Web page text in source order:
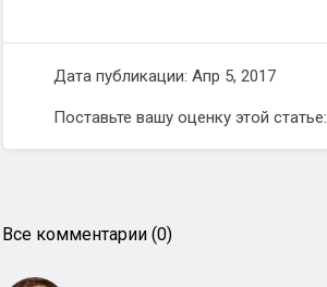
Дата публикации: Апр 5, 2017
Поставьте вашу оценку этой статье:
Все комментарии (0)